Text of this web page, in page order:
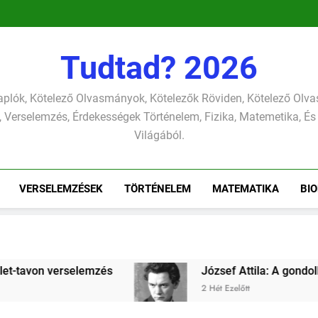
Tudtad? 2026
Kötelező Olvasmányok, Kötelezők Röviden, Kötelező
Verselemzés, Érdekességek Történelem, Fizika, Matemetika,
Világából.
VERSELEMZÉSEK TÖRTÉNELEM MATEMATIKA
József Attila: A gondolkodó szonettje verselemzés